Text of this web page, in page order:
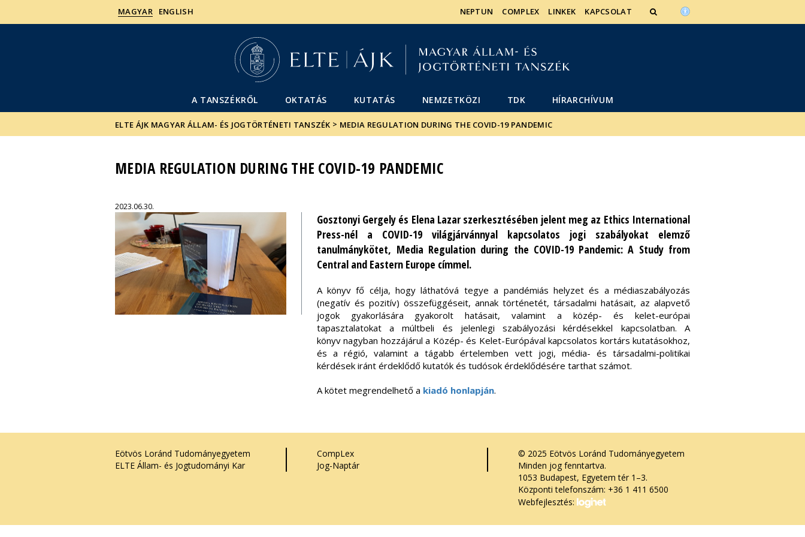
MAGYAR ENGLISH NEPTUN COMPLEX LINKEK KAPCSOLAT
A TANSZÉKRŐL OKTATÁS KUTATÁS NEMZETKÖZI TDK HÍRARCHÍVUM
ELTE ÁJK MAGYAR ÁLLAM- ÉS JOGTÖRTÉNETI TANSZÉK > MEDIA REGULATION DURING THE COVID-19 PANDEMIC
MEDIA REGULATION DURING THE COVID-19 PANDEMIC
2023.06.30.
Gosztonyi Gergely és Elena Lazar szerkesztésében jelent meg az Ethics International
Press-nél a COVID-19 világjárvánnyal kapcsolatos jogi szabályokat elemző
tanulmánykötet, Media Regulation during the COVID-19 Pandemic: A Study from
Central and Eastern Europe címmel.
A könyv fő célja, hogy láthatóvá tegye a pandémiás helyzet és a médiaszabályozás
(negatív és pozitív) összefüggéseit, annak történetét, társadalmi hatásait, az alapvető
jogok gyakorlására gyakorolt hatásait, valamint a közép- és kelet-európai
tapasztalatokat a múltbeli és jelenlegi szabályozási kérdésekkel kapcsolatban. A
könyv nagyban hozzájárul a Közép- és Kelet-Európával kapcsolatos kortárs kutatásokhoz,
és a régió, valamint a tágabb értelemben vett jogi, média- és társadalmi-politikai
kérdések iránt érdeklődő kutatók és tudósok érdeklődésére tarthat számot.
A kötet megrendelhető a kiadó honlapján.
Eötvös Loránd Tudományegyetem
ELTE Állam- és Jogtudományi Kar
CompLex
Jog-Naptár
© 2025 Eötvös Loránd Tudományegyetem
Minden jog fenntartva.
1053 Budapest, Egyetem tér 1–3.
Központi telefonszám: +36 1 411 6500
Webfejlesztés: